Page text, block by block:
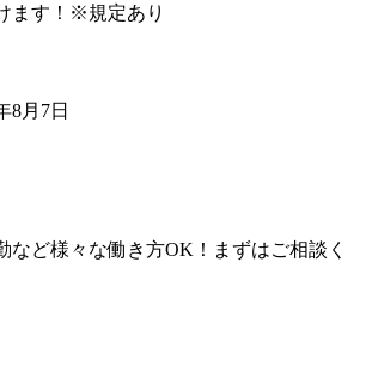
ます！※規定あり
8月7日
ど様々な働き方OK！まずはご相談く